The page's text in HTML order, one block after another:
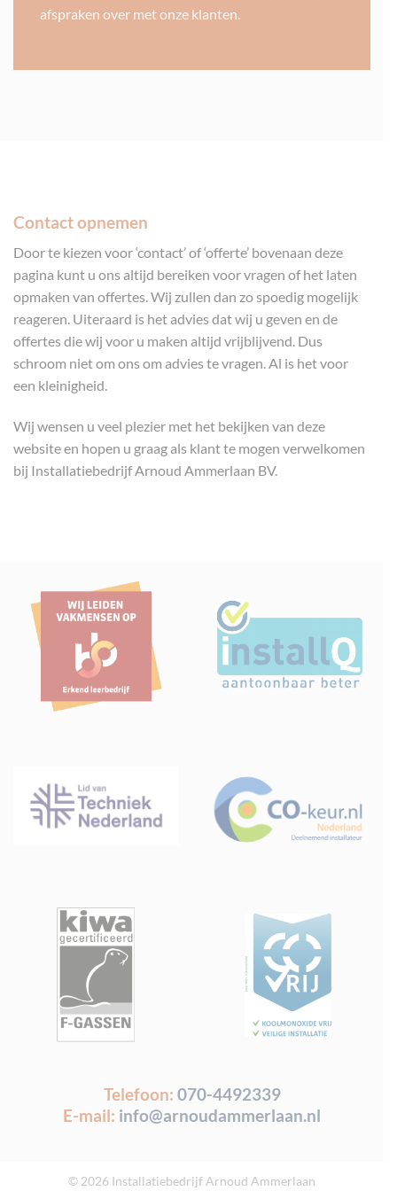
afspraken over met onze klanten.
Contact opnemen
Door te kiezen voor ‘contact’ of ‘offerte’ bovenaan deze
pagina kunt u ons altijd bereiken voor vragen of het laten
opmaken van offertes. Wij zullen dan zo spoedig mogelijk
reageren. Uiteraard is het advies dat wij u geven en de
offertes die wij voor u maken altijd vrijblijvend. Dus
schroom niet om ons om advies te vragen. Al is het voor
een kleinigheid.
Wij wensen u veel plezier met het bekijken van deze
website en hopen u graag als klant te mogen verwelkomen
bij Installatiebedrijf Arnoud Ammerlaan BV.
Telefoon: 070-4492339
E-mail: info@arnoudammerlaan.nl
© 2026 Installatiebedrijf Arnoud Ammerlaan